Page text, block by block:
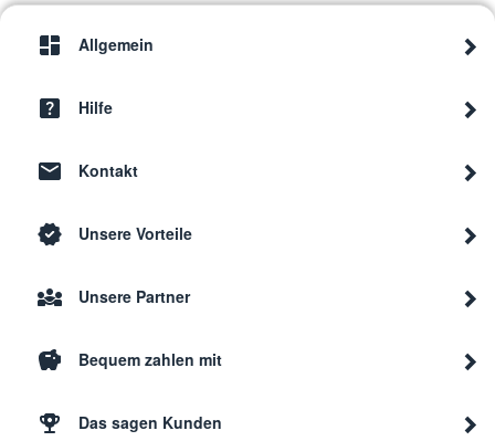
Allgemein
Hilfe
Kontakt
Unsere Vorteile
Unsere Partner
Bequem zahlen mit
Das sagen Kunden